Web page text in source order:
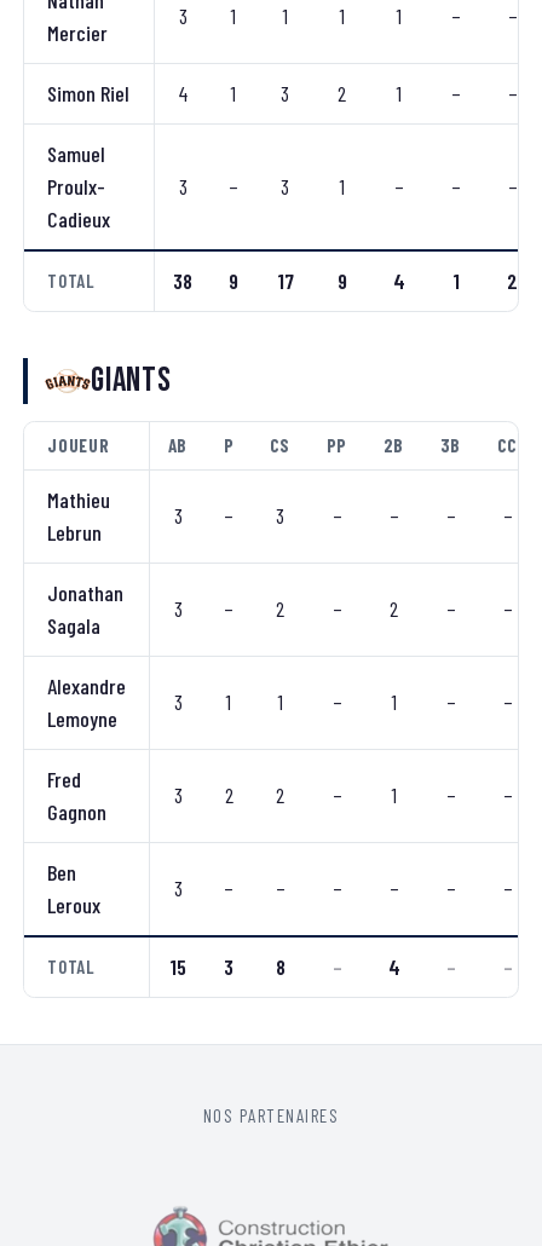
Mercier
3 1 1 1 1 – –
Simon Riel 4 1 3 2 1 – –
Samuel
Proulx-
Cadieux
3 – 3 1 – – –
TOTAL 38 9 17 9 4 1 2
Giants
JOUEUR AB P CS PP 2B 3B CC
Mathieu
Lebrun
3 – 3 – – – –
Jonathan
Sagala
3 – 2 – 2 – –
Alexandre
Lemoyne
3 1 1 – 1 – –
Fred
Gagnon
3 2 2 – 1 – –
Ben
Leroux
3 – – – – – –
TOTAL 15 3 8 – 4 – –
NOS PARTENAIRES